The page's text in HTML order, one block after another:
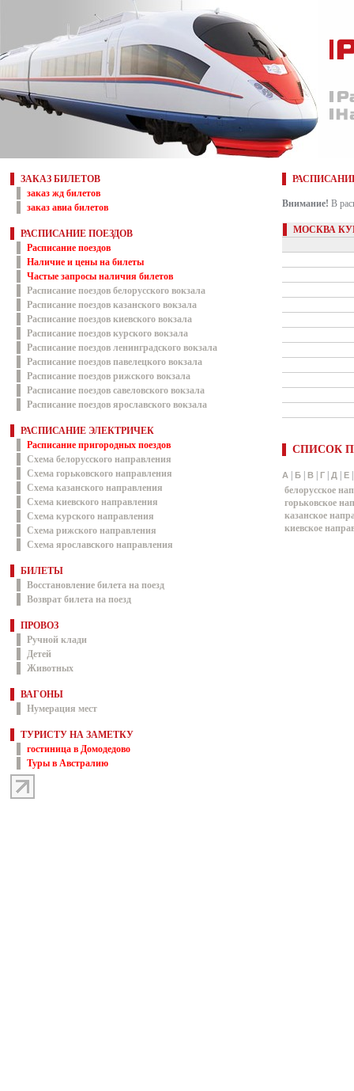
ЗАКАЗ БИЛЕТОВ
заказ жд билетов
заказ авиа билетов
РАСПИСАНИЕ ПОЕЗДОВ
Расписание поездов
Наличие и цены на билеты
Частые запросы наличия билетов
Расписание поездов белорусского вокзала
Расписание поездов казанского вокзала
Расписание поездов киевского вокзала
Расписание поездов курского вокзала
Расписание поездов ленинградского вокзала
Расписание поездов павелецкого вокзала
Расписание поездов рижского вокзала
Расписание поездов савеловского вокзала
Расписание поездов ярославского вокзала
РАСПИСАНИЕ ЭЛЕКТРИЧЕК
Расписание пригородных поездов
Схема белорусского направления
Схема горьковского направления
Схема казанского направления
Схема киевского направления
Схема курского направления
Схема рижского направления
Схема ярославского направления
БИЛЕТЫ
Восстановление билета на поезд
Возврат билета на поезд
ПРОВОЗ
Ручной клади
Детей
Животных
ВАГОНЫ
Нумерация мест
ТУРИСТУ НА ЗАМЕТКУ
гостиница в Домодедово
Туры в Австралию
Внимание! В
МОСКВА
СПИСОК
А Б В Г Д Е
белорусское
горьковское
казанское
киевское